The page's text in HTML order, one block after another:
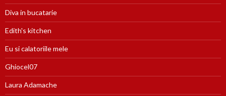
Diva in bucatarie
Edith's kitchen
Eu si calatoriile mele
Ghiocel07
Laura Adamache